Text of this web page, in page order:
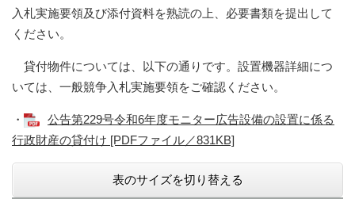
入札実施要領及び添付資料を熟読の上、必要書類を提出して
ください。
貸付物件については、以下の通りです。設置機器詳細につ
いては、一般競争入札実施要領をご確認ください。
・
公告第229号令和6年度モニター広告設備の設置に係る
行政財産の貸付け [PDFファイル／831KB]
表のサイズを切り替える